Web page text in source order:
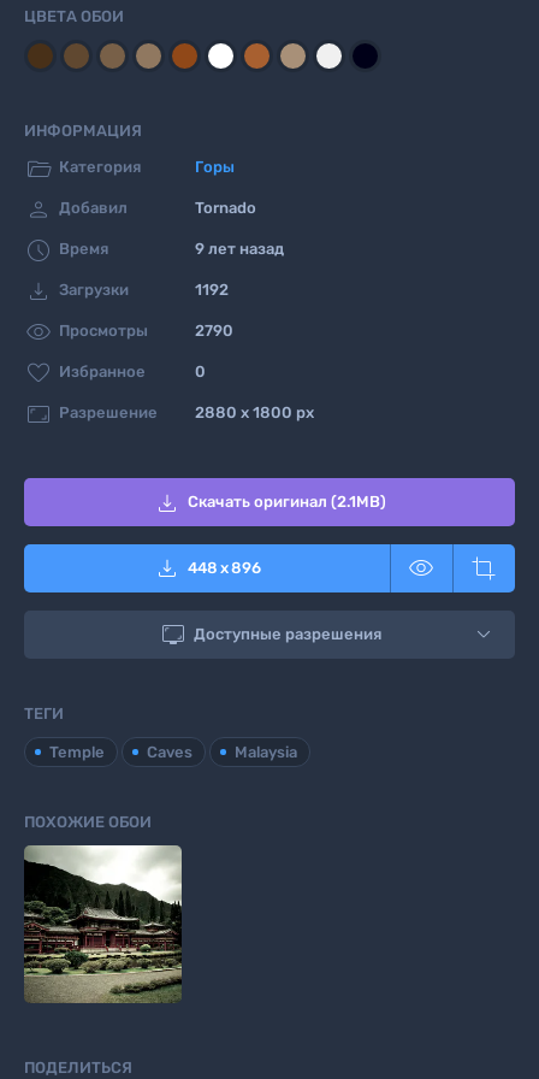
ЦВЕТА ОБОИ
ИНФОРМАЦИЯ
 Категория Горы
 Добавил Tornado
 Время 9 лет назад
 Загрузки 1192
 Просмотры 2790
 Избранное 0
 Разрешение 2880 x 1800 px
 Скачать оригинал (2.1MB)
 448 x896  
 Доступные разрешения
ТЕГИ
Temple Caves Malaysia
ПОХОЖИЕ ОБОИ
ПОДЕЛИТЬСЯ